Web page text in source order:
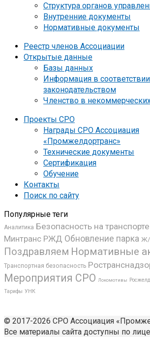
Структура органов
Внутренние документы
Нормативные документы
Реестр членов Ассоциации
Открытые данные
Базы данных
Информация в
законодательством
Членство в
Проекты СРО
Награды СРО Ассоциация
«Промжелдортранс»
Технические документы
Сертификация
Обучение
Контакты
Поиск по сайту
Популярные теги
Аналитика Безопасность на транспорте
Минтранс РЖД Обновление парка Ж/
Поздравляем Нормативные
Транспортная безопасность
Мероприятия СРО Локомотивы
Тарифы УНК
© 2017-2026 СРО Ассоциация
Все материалы сайта доступны по